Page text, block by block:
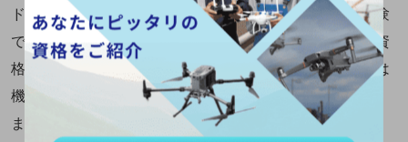
ドローンの国家資格を受験する場合、学科試験と実地試験
でそれぞれ費用がかかります。学科試験の費用は、一等資
格が9,800円、二等資格が8,800円です。実地試験の費用は
機体の種類によって異なり、目安は2万円前後となってい
ます。